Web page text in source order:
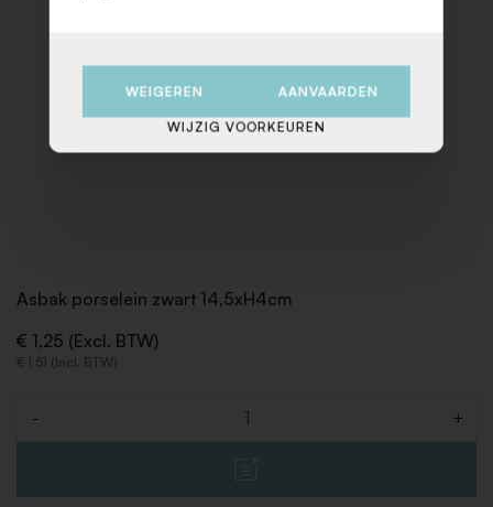
Asbak porselein zwart 14,5xH4cm
€ 1,25 (Excl. BTW)
€ 1,51 (Incl. BTW)
- +
WEIGEREN AANVAARDEN
WIJZIG VOORKEUREN